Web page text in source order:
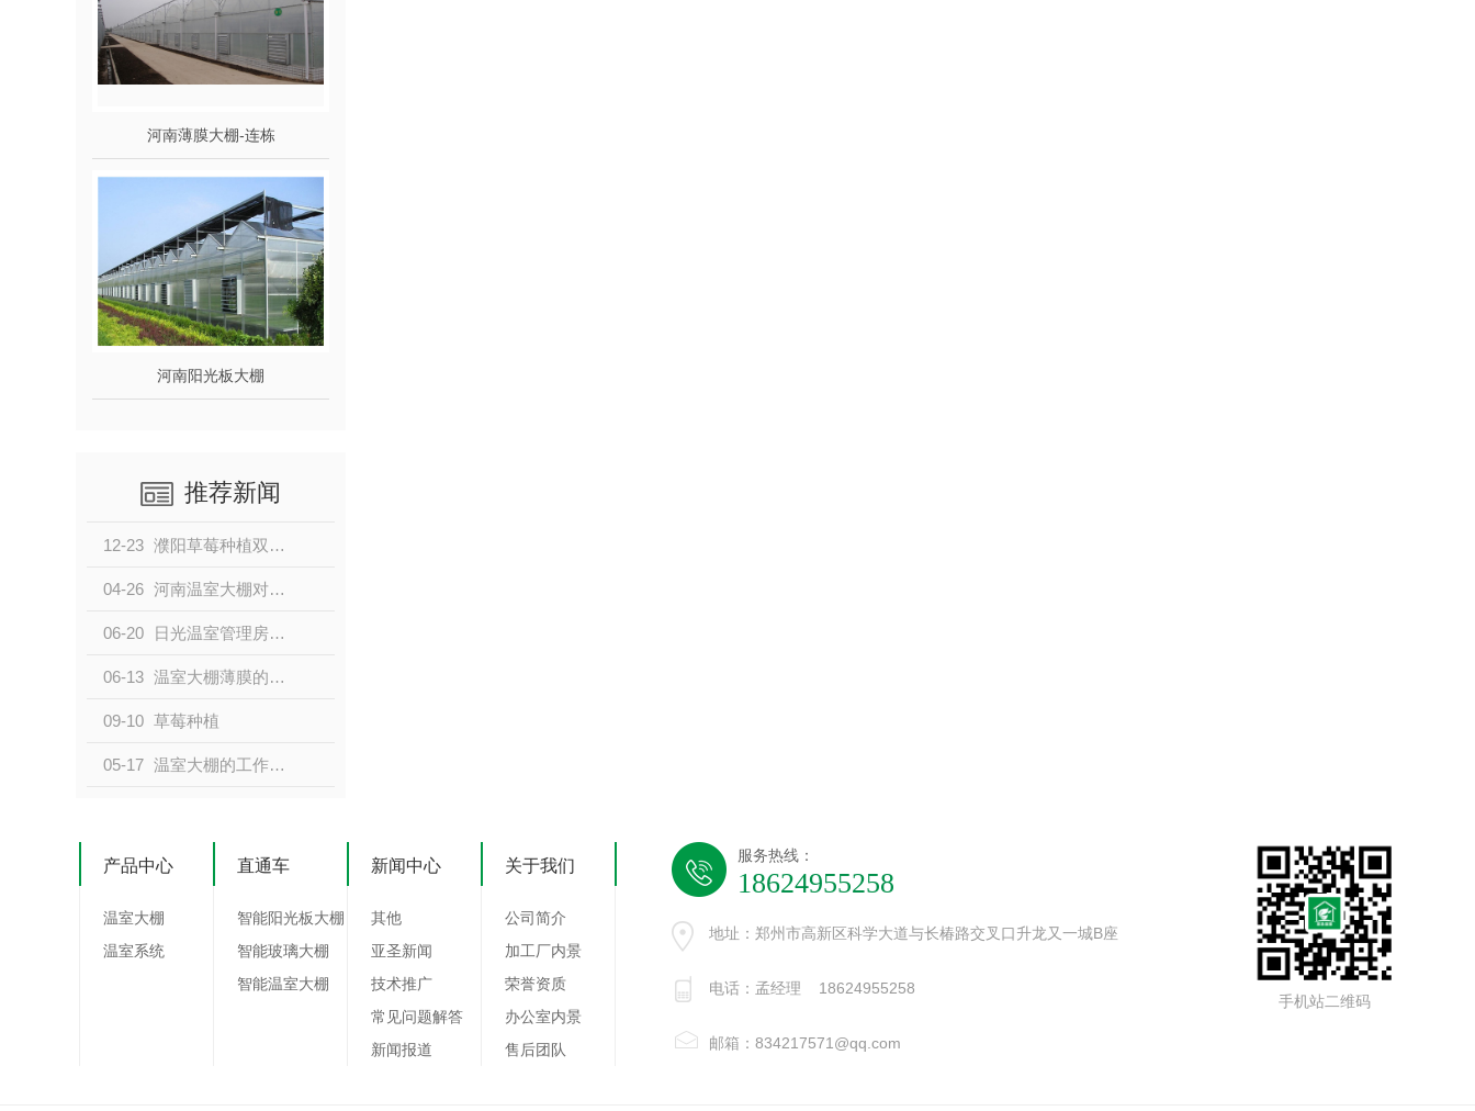
河南薄膜大棚-连栋
河南阳光板大棚
推荐新闻
12-23 濮阳草莓种植双拱连栋温室项目
04-26 河南温室大棚对农业发展的影响分析
06-20 日光温室管理房建造要点
06-13 温室大棚薄膜的选择、安装和使用
09-10 草莓种植
05-17 温室大棚的工作原理是什么
产品中心
温室大棚
温室系统
直通车
智能阳光板大棚
智能玻璃大棚
智能温室大棚
新闻中心
其他
亚圣新闻
技术推广
常见问题解答
新闻报道
关于我们
公司简介
加工厂内景
荣誉资质
办公室内景
售后团队
服务热线：
18624955258
地址：郑州市高新区科学大道与长椿路交叉口升龙又一城B座
电话：孟经理 18624955258
邮箱：834217571@qq.com
手机站二维码